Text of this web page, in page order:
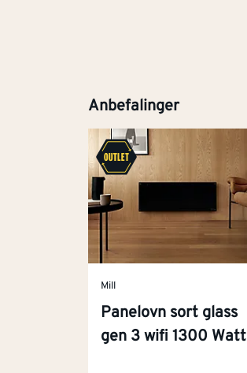
Anbefalinger
Mill
Panelovn sort glass
gen 3 wifi 1300 Watt